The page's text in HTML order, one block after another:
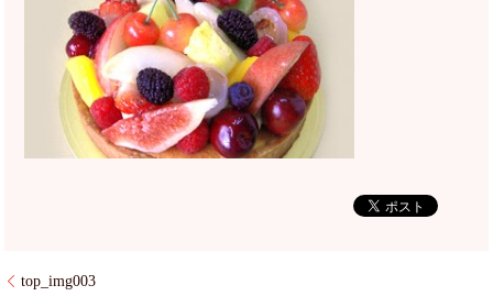
top_img003